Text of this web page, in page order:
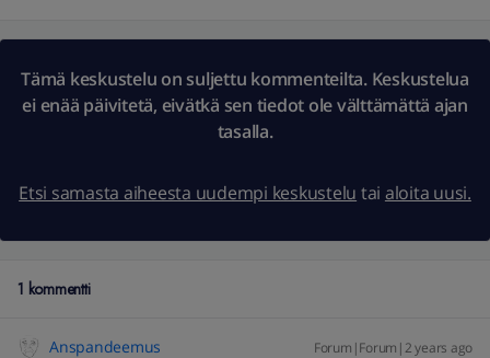
Tämä keskustelu on suljettu kommenteilta. Keskustelua
ei enää päivitetä, eivätkä sen tiedot ole välttämättä ajan
tasalla.
Etsi samasta aiheesta uudempi keskustelu tai aloita uusi.
1 kommentti
Anspandeemus Forum|Forum|2 years ago